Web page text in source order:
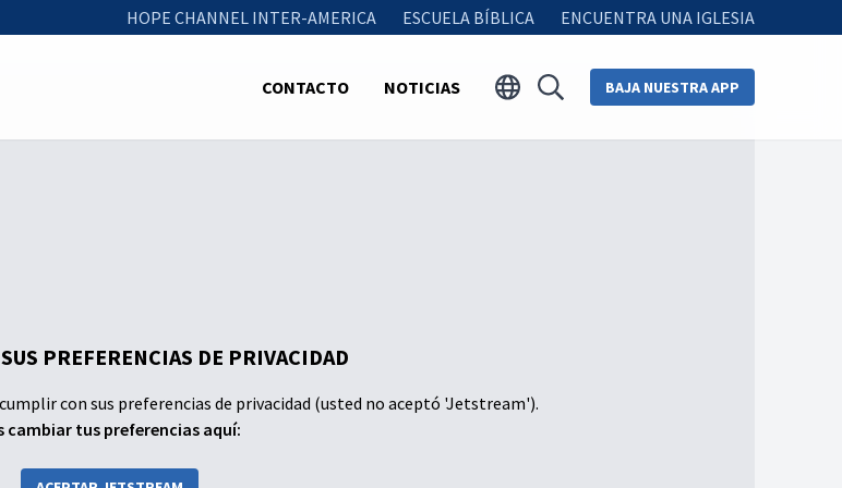
HOPE CHANNEL INTER-AMERICA ESCUELA BÍBLICA ENCUENTRA UNA IGLESIA
CONTACTO NOTICIAS BAJA NUESTRA APP
PREFERENCIAS DE PRIVACIDAD
con sus preferencias de privacidad (usted no aceptó 'Jetstream').
cambiar tus preferencias aquí: